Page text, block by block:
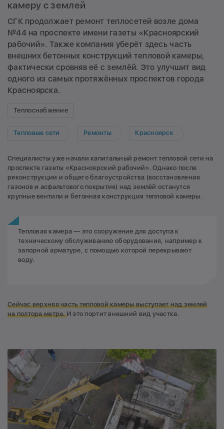
камеру с землей
СГК продолжает ремонт теплосетей возле дома
№44 на проспекте имени газеты «Красноярский
рабочий». Также компания уберёт здесь часть
внешних бетонных конструкций тепловой камеры,
фактически сровняв её с землёй. Это улучшит вид
одного из самых протяжённых проспектов города
Красноярска.
Теплоснабжение
Тепловые сети Ремонты Красноярск
Специалисты уже начали капитальный ремонт тепловой сети на
проспекте газеты «Красноярский рабочий». Однако после
реконструкции и общего благоустройства (восстановления
газонов и асфальтового покрытия) над землёй останутся
крупные вентили и бетонная конструкция тепловой камеры.
Тепловая камера — это сооружение для доступа к
техническому обслуживанию оборудования, например к
запорной арматуре, с помощью которой перекрывают
воду.
Сейчас верхняя часть тепловой камеры выступает над землей
на полтора метра.И это портит внешний вид участка.